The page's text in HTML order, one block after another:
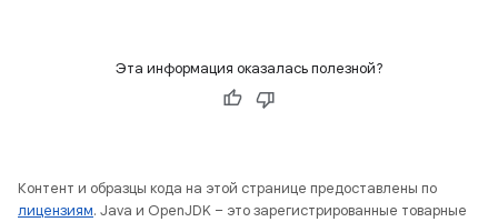
Эта информация оказалась полезной?
Контент и образцы кода на этой странице предоставлены по
лицензиям. Java и OpenJDK – это зарегистрированные товарные